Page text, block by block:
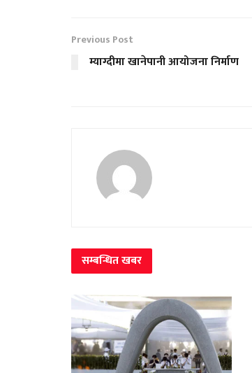
Previous Post
म्याग्दीमा खानेपानी आयोजना निर्माण
सम्बन्धितखबर